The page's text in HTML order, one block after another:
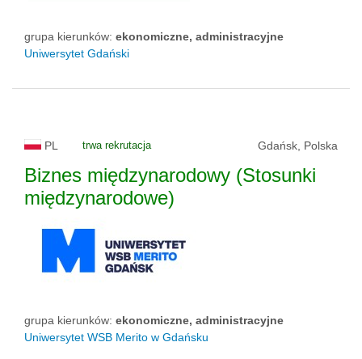
grupa kierunków: ekonomiczne, administracyjne
Uniwersytet Gdański
PL trwa rekrutacja Gdańsk, Polska
Biznes międzynarodowy (Stosunki
międzynarodowe)
grupa kierunków: ekonomiczne, administracyjne
Uniwersytet WSB Merito w Gdańsku